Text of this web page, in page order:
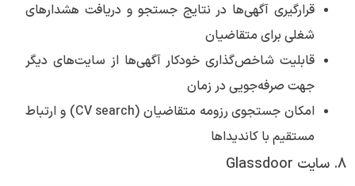
قرارگیری آگهی‌ها در نتایج جستجو و دریافت هشدارهای
شغلی برای متقاضیان
قابلیت شاخص‌گذاری خودکار آگهی‌ها از سایت‌های دیگر
جهت صرفه‌جویی در زمان
امکان جستجوی رزومه متقاضیان (CV search) و ارتباط
مستقیم با کاندیداها
8. سایت Glassdoor